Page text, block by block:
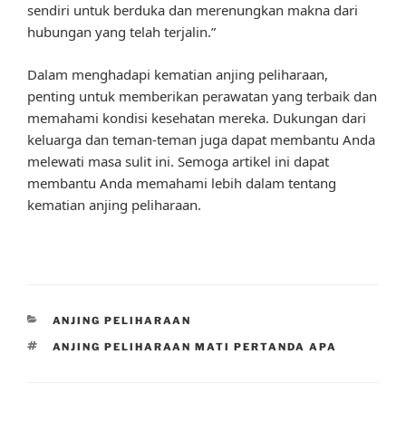
sendiri untuk berduka dan merenungkan makna dari
hubungan yang telah terjalin.”
Dalam menghadapi kematian anjing peliharaan,
penting untuk memberikan perawatan yang terbaik dan
memahami kondisi kesehatan mereka. Dukungan dari
keluarga dan teman-teman juga dapat membantu Anda
melewati masa sulit ini. Semoga artikel ini dapat
membantu Anda memahami lebih dalam tentang
kematian anjing peliharaan.
CATEGORIES
ANJING PELIHARAAN
TAGS
ANJING PELIHARAAN MATI PERTANDA APA